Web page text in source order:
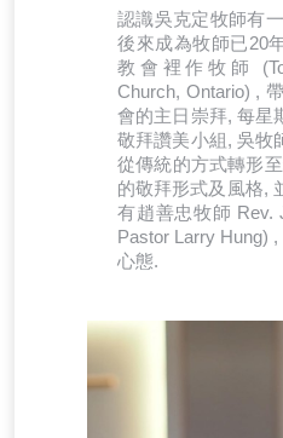
認識吳克定牧師有
後來成為牧師已20
教會裡作牧師
Church, Ontario) ,
會的主日崇拜, 每星
敬拜讚美小組, 吳牧
從傳統的方式轉形
的敬拜形式及風格,
有趙善忠牧師 Rev.
Pastor Larry Hung)
心態.